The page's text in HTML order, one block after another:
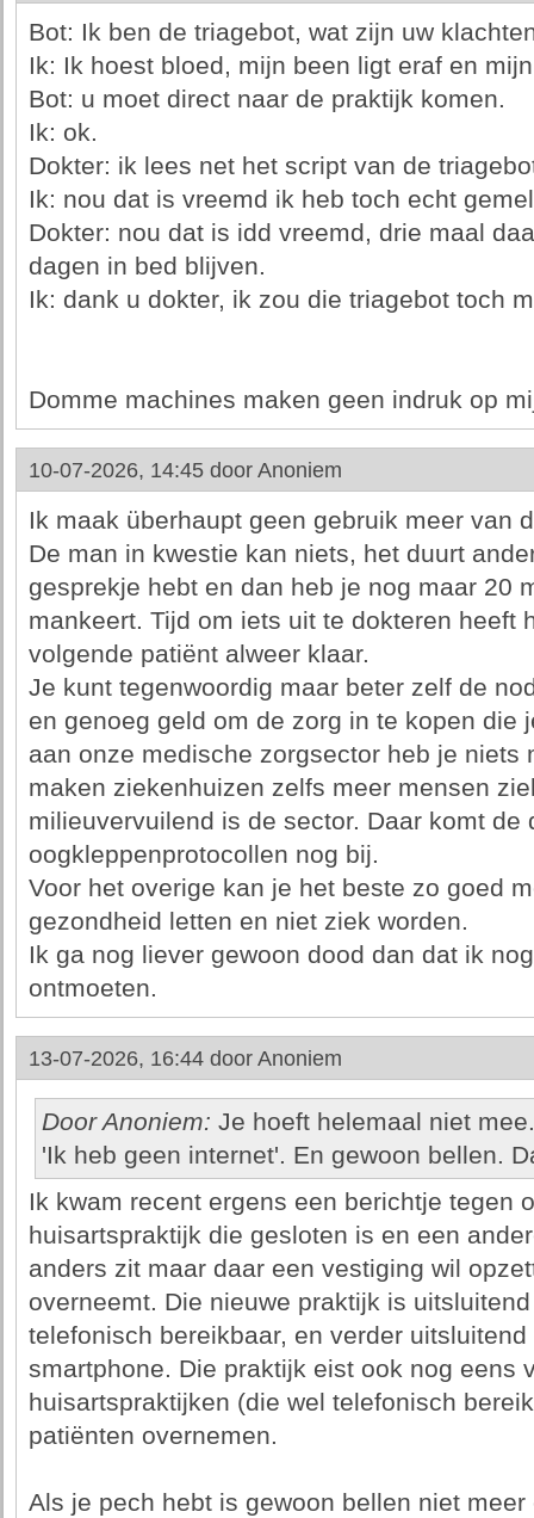
Bot: Ik ben de triagebot, wat zijn uw
Ik: Ik hoest bloed, mijn been ligt eraf en
Bot: u moet direct naar de praktijk komen.
Ik: ok.
Dokter: ik lees net het script van de
Ik: nou dat is vreemd ik heb toch echt
Dokter: nou dat is idd vreemd, drie maal
dagen in bed blijven.
Ik: dank u dokter, ik zou die triagebot toch
Domme machines maken geen indruk op
10-07-2026, 14:45 door Anoniem
Ik maak überhaupt geen gebruik meer van
De man in kwestie kan niets, het duurt
gesprekje hebt en dan heb je nog maar 20
mankeert. Tijd om iets uit te dokteren heeft
volgende patiënt alweer klaar.
Je kunt tegenwoordig maar beter zelf de
en genoeg geld om de zorg in te kopen die
aan onze medische zorgsector heb je niets
maken ziekenhuizen zelfs meer mensen
milieuvervuilend is de sector. Daar komt de
oogkleppenprotocollen nog bij.
Voor het overige kan je het beste zo goed
gezondheid letten en niet ziek worden.
Ik ga nog liever gewoon dood dan dat ik
ontmoeten.
13-07-2026, 16:44 door Anoniem
Door Anoniem: Je hoeft helemaal niet mee.
'Ik heb geen internet'. En gewoon bellen.
Ik kwam recent ergens een berichtje tegen
huisartspraktijk die gesloten is en een
anders zit maar daar een vestiging wil
overneemt. Die nieuwe praktijk is
telefonisch bereikbaar, en verder
smartphone. Die praktijk eist ook nog eens
huisartspraktijken (die wel telefonisch
patiënten overnemen.
Als je pech hebt is gewoon bellen niet